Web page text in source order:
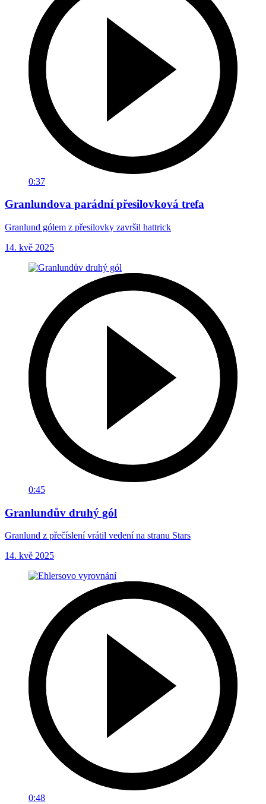
0:37
Granlundova parádní přesilovková trefa
Granlund gólem z přesilovky završil hattrick
14. kvě 2025
0:45
Granlundův druhý gól
Granlund z přečíslení vrátil vedení na stranu Stars
14. kvě 2025
0:48